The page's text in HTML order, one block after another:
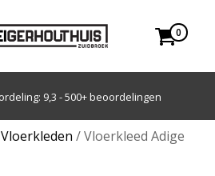
0
Achteraf betalen met Klarna
Vloerkleden / Vloerkleed Adige